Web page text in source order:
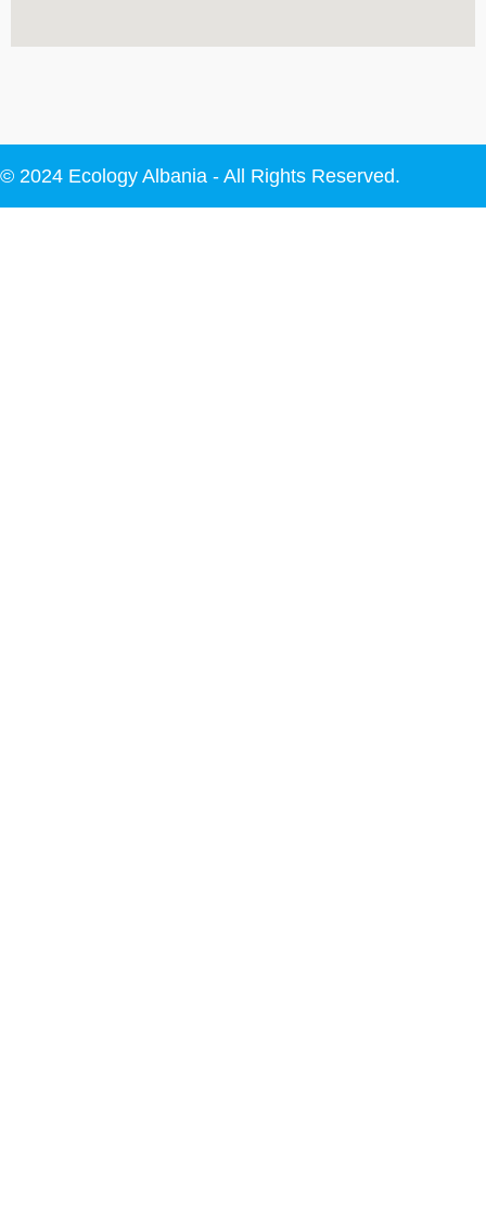
© 2024 Ecology Albania - All Rights Reserved.